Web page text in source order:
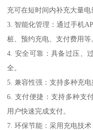
充可在短时间内补充大量电
3. 智能化管理：通过手机
桩、预约充电、支付费用等
4. 安全可靠：具备过压、
全。
5. 兼容性强：支持多种充
6. 支付便捷：支持多种支
用户快速完成支付。
7. 环保节能：采用充电技